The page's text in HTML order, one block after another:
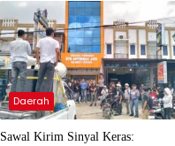
Daerah
Sawal Kirim Sinyal Keras: